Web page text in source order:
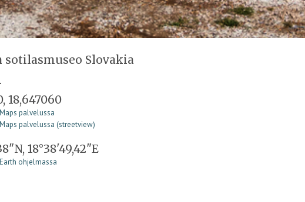
sotilasmuseo Slovakia
18,647060
palvelussa
palvelussa (streetview)
18°38'49,42"E
ohjelmassa